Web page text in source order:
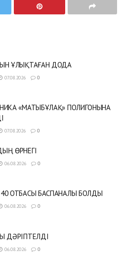
ҰЛЫҚТАҒАН ДОДА
07.08.2026 0
«МАТЫБҰЛАҚ» ПОЛИГОНЫНА
07.08.2026 0
ӨРНЕГІ
06.08.2026 0
ОТБАСЫ БАСПАНАЛЫ БОЛДЫ
06.08.2026 0
ДӘРІПТЕЛДІ
06.08.2026 0